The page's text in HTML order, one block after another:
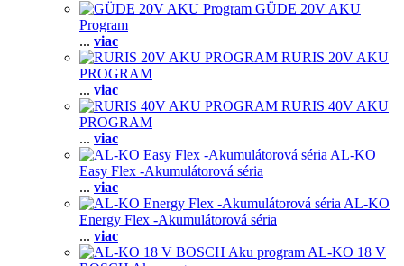
GÜDE 20V AKU
Program
... viac
RURIS 20V AKU
PROGRAM
... viac
RURIS 40V AKU
PROGRAM
... viac
AL-KO
Easy Flex -Akumulátorová séria
... viac
AL-KO
Energy Flex -Akumulátorová séria
... viac
AL-KO 18 V